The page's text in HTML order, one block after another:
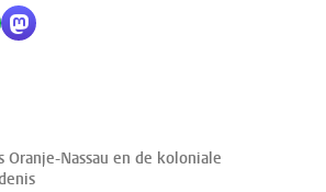
LinkedIn
via WhatsApp
Delen via Mastodon
Oranje-Nassau en de koloniale